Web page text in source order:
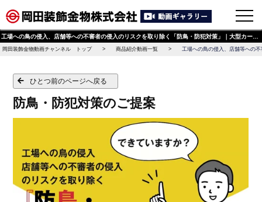
岡田装飾金物動画チャンネル トップ 商品紹介動画一覧 工場への鳥の侵入、店舗等への
ひとつ前のページへ戻る
防鳥・防犯対策のご提案